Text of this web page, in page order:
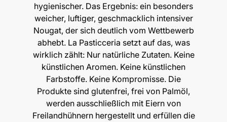
hygienischer. Das Ergebnis: ein besonders
weicher, luftiger, geschmacklich intensiver
Nougat, der sich deutlich vom Wettbewerb
abhebt. La Pasticceria setzt auf das, was
wirklich zählt: Nur natürliche Zutaten. Keine
künstlichen Aromen. Keine künstlichen
Farbstoffe. Keine Kompromisse. Die
Produkte sind glutenfrei, frei von Palmöl,
werden ausschließlich mit Eiern von
Freilandhühnern hergestellt und erfüllen die